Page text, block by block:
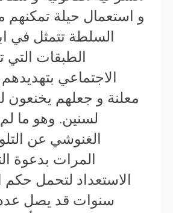
و استعمال حيلة تمكنهم
السلطة تتمثل في
الطبقات
الاجتماعي
معلنة و جعلهم يخنعون
لسنين. وهو ما
الغنوشي عن
المرات بدعوة
الاستعداد لتحمل حكم
سنوات قد يصل